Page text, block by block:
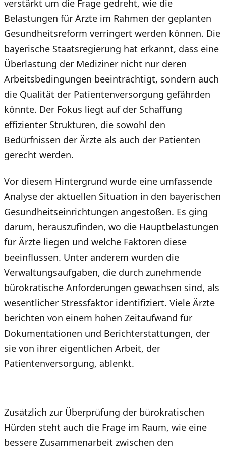
verstärkt um die Frage gedreht, wie die
Belastungen für Ärzte im Rahmen der geplanten
Gesundheitsreform verringert werden können. Die
bayerische Staatsregierung hat erkannt, dass eine
Überlastung der Mediziner nicht nur deren
Arbeitsbedingungen beeinträchtigt, sondern auch
die Qualität der Patientenversorgung gefährden
könnte. Der Fokus liegt auf der Schaffung
effizienter Strukturen, die sowohl den
Bedürfnissen der Ärzte als auch der Patienten
gerecht werden.
Vor diesem Hintergrund wurde eine umfassende
Analyse der aktuellen Situation in den bayerischen
Gesundheitseinrichtungen angestoßen. Es ging
darum, herauszufinden, wo die Hauptbelastungen
für Ärzte liegen und welche Faktoren diese
beeinflussen. Unter anderem wurden die
Verwaltungsaufgaben, die durch zunehmende
bürokratische Anforderungen gewachsen sind, als
wesentlicher Stressfaktor identifiziert. Viele Ärzte
berichten von einem hohen Zeitaufwand für
Dokumentationen und Berichterstattungen, der
sie von ihrer eigentlichen Arbeit, der
Patientenversorgung, ablenkt.
Zusätzlich zur Überprüfung der bürokratischen
Hürden steht auch die Frage im Raum, wie eine
bessere Zusammenarbeit zwischen den